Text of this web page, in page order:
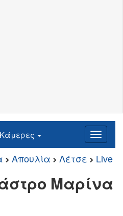
Απουλία Λέτσε Live
Μαρίνα